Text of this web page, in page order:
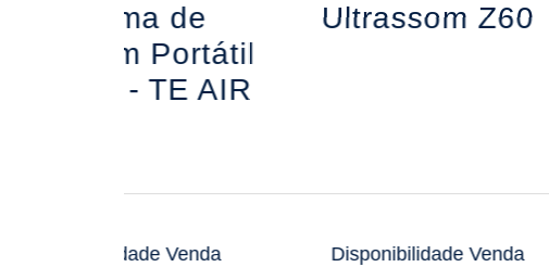
Sistema de
Portátil
Fio - TE AIR
Disponibilidade Venda
Ultrassom Z60
Disponibilidade Venda